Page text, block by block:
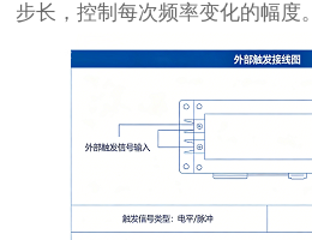
步长，控制每次频率变化的幅度。